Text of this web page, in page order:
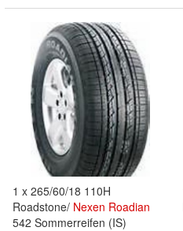
1 x 265/60/18 110H
Roadstone/ Nexen Roadian
542 Sommerreifen (IS)